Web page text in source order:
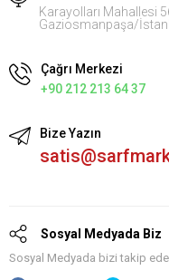
Karayolları Mahallesi
Gaziosmanpaşa/
Çağrı Merkezi
+90 212 213 64 37
Bize Yazın
Sosyal Medyada Biz
Sosyal Medyada bizi takip